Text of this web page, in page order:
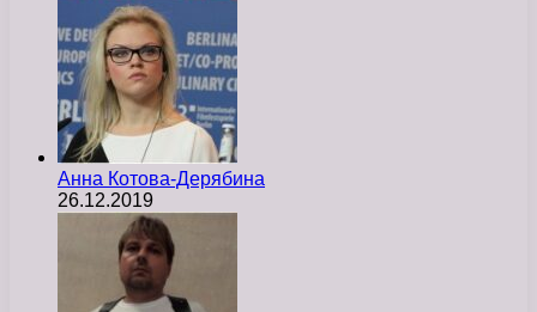
Анна Котова-Дерябина
26.12.2019